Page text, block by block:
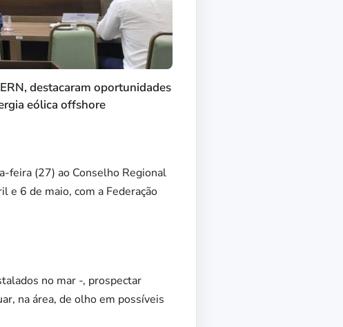
destacaram oportunidades
eólica offshore
feira (27) ao Conselho Regional
e 6 de maio, com a Federação
no mar -, prospectar
na área, de olho em possíveis